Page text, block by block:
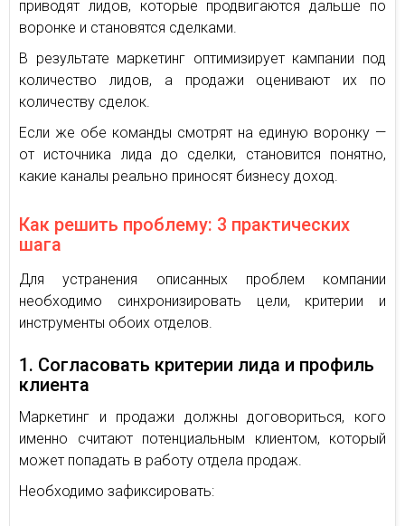
приводят лидов, которые продвигаются дальше по
воронке и становятся сделками.
В результате маркетинг оптимизирует кампании под
количество лидов, а продажи оценивают их по
количеству сделок.
Если же обе команды смотрят на единую воронку —
от источника лида до сделки, становится понятно,
какие каналы реально приносят бизнесу доход.
Как решить проблему: 3 практических
шага
Для устранения описанных проблем компании
необходимо синхронизировать цели, критерии и
инструменты обоих отделов.
1. Согласовать критерии лида и профиль
клиента
Маркетинг и продажи должны договориться, кого
именно считают потенциальным клиентом, который
может попадать в работу отдела продаж.
Необходимо зафиксировать: